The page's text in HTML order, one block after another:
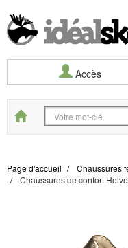
Accès
Start
Page d'accueil
Chaussures
Chaussures de confort